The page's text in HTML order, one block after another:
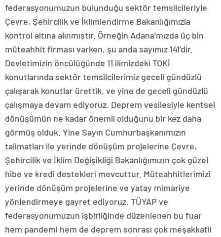
federasyonumuzun bulunduğu sektör temsilcileriyle
Çevre, Şehircilik ve İklimlendirme Bakanlığımızla
kontrol altına alınmıştır. Örneğin Adana’mızda üç bin
müteahhit firması varken, şu anda sayımız 141’dir.
Devletimizin öncülüğünde 11 ilimizdeki TOKİ
konutlarında sektör temsilcilerimiz geceli gündüzlü
çalışarak konutlar ürettik. ve yine de geceli gündüzlü
çalışmaya devam ediyoruz. Deprem vesilesiyle kentsel
dönüşümün ne kadar önemli olduğunu bir kez daha
görmüş olduk. Yine Sayın Cumhurbaşkanımızın
talimatları ile yerinde dönüşüm projelerine Çevre,
Şehircilik ve İklim Değişikliği Bakanlığımızın çok güzel
hibe ve kredi destekleri mevcuttur. Müteahhitlerimizi
yerinde dönüşüm projelerine ve yatay mimariye
yönlendirmeye gayret ediyoruz. TÜYAP ve
federasyonumuzun işbirliğinde düzenlenen bu fuar
hem pandemi hem de deprem sonrası çok meşakkatli